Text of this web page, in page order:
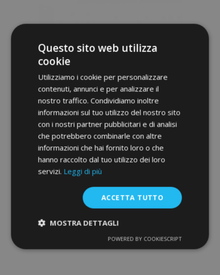
Deflettori per KIA VENGA, D + S 2010-
55,95 €
Aggiungi Al Carrello
Aggiungi
lista
Questo sito web utilizza
cookie
Utilizziamo i cookie per personalizzare
contenuti, annunci e per analizzare il
nostro traffico. Condividiamo inoltre
informazioni sul tuo utilizzo del nostro sito
con i nostri partner pubblicitari e di analisi
che potrebbero combinarle con altre
informazioni che hai fornito loro o che
hanno raccolto dal tuo utilizzo dei loro
servizi. Leggi di più
ACCETTA TUTTO
MOSTRA DETTAGLI
necessari
Performance
POWERED BY COOKIESCRIPT